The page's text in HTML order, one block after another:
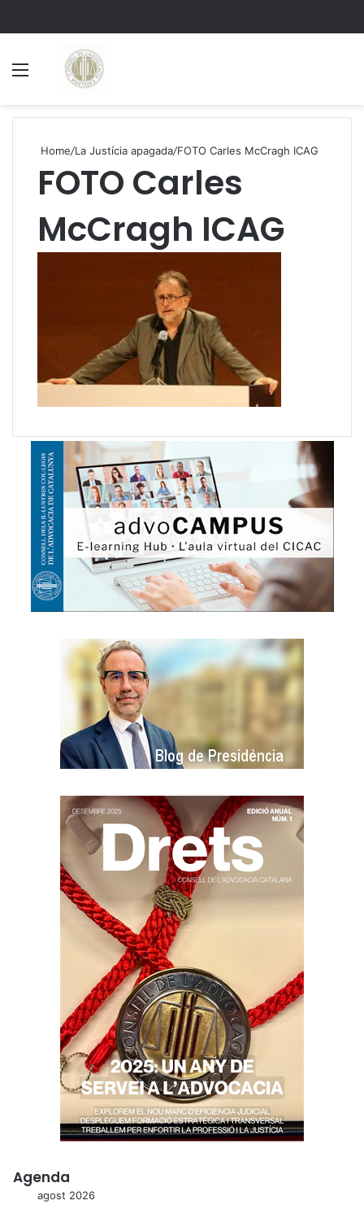
Home/La Justícia apagada/FOTO Carles McCragh ICAG
FOTO Carles
McCragh ICAG
Agenda
agost 2026